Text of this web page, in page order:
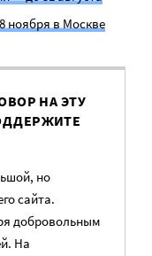
ноября в Москве
НА ЭТУ
но
сайта.
добровольным
На